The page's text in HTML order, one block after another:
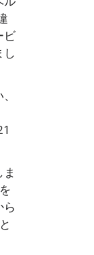
ビ
し
ら